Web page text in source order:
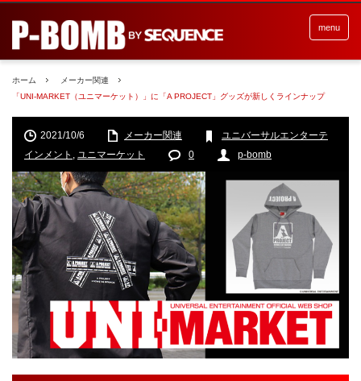
menu
ホーム
メーカー関連
「UNI-MARKET（ユニマーケット）」に「A PROJECT」グッズが新しくラインナップ
2021/10/6 メーカー関連
ユニバーサルエンターテ
インメント , ユニマーケット 0 p-bomb